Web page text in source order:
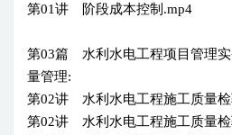
第01讲 阶段成本控制.mp4
第03篇 水利水电工程项目管理
量管理:
第02讲 水利水电工程施工质量
第02讲 水利水电工程施工质量检